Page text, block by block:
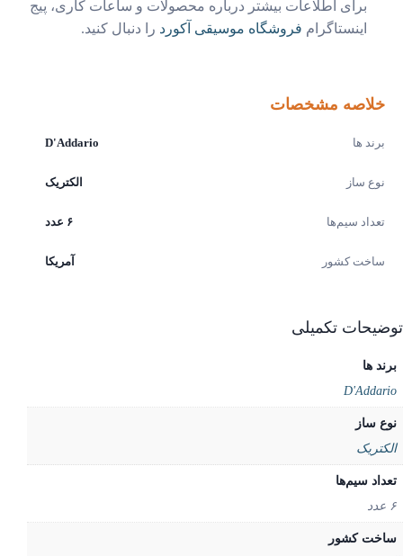
برای اطلاعات بیشتر درباره محصولات و ساعات کاری، پیج
اینستاگرام فروشگاه موسیقی آکوردرا دنبال کنید.
خلاصه مشخصات
برند ها D'Addario
نوع ساز الکتریک
تعداد سیم‌ها
ساخت کشور آمریکا
تکمیلی
ها
ساز
سیم‌ها
کشور